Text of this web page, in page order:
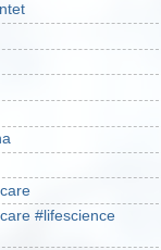
#lifescience